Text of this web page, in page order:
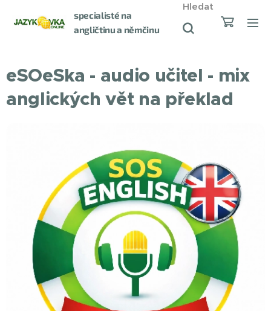
specialisté na
angličtinu a němčinu
Hledat
eSOeSka - audio učitel - mix
anglických vět na překlad